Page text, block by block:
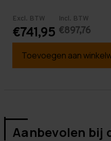
Excl. BTW
€741,95
Incl. BTW
€897,76
Toevoegen aan
Aanbevolen bij